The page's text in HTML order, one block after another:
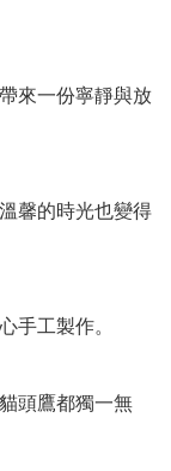
來一份寧靜與放
馨的時光也變得
手工製作。
頭鷹都獨一無